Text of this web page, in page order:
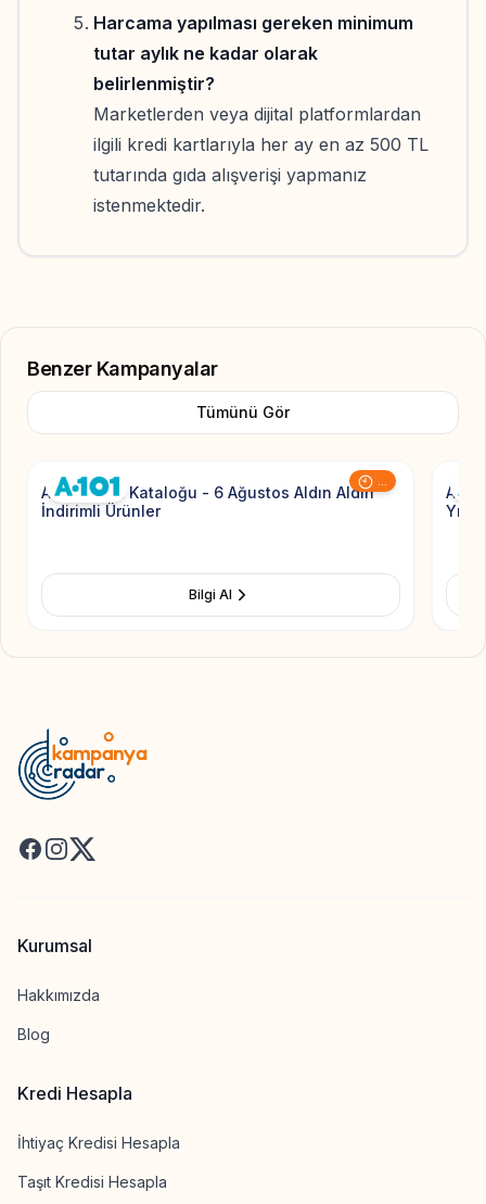
Harcama yapılması gereken minimum
tutar aylık ne kadar olarak
belirlenmiştir?
Marketlerden veya dijital platformlardan
ilgili kredi kartlarıyla her ay en az 500 TL
tutarında gıda alışverişi yapmanız
istenmektedir.
Benzer Kampanyalar
Tümünü Gör
Add to
A101 Aktüel Kataloğu - 6 Ağustos Aldın Aldın
İndirimli Ürünler
Bilgi Al
Facebook
Instagram
X
Kurumsal
Hakkımızda
Blog
Kredi Hesapla
İhtiyaç Kredisi Hesapla
Taşıt Kredisi Hesapla